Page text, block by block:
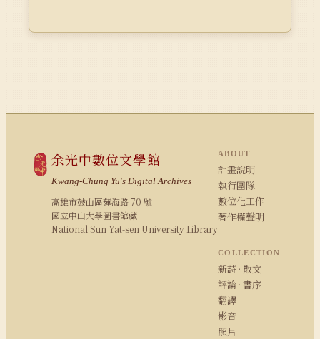
余光中數位文學館
Kwang-Chung Yu's Digital Archives
高雄市鼓山區蓮海路 70 號
國立中山大學圖書館藏
National Sun Yat-sen University Library
ABOUT
計畫說明
執行團隊
數位化工作
著作權聲明
COLLECTION
新詩 · 散文
評論 · 書序
翻譯
影音
照片